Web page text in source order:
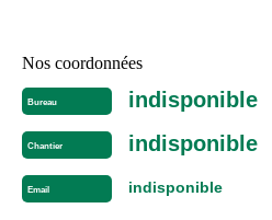
Nos coordonnées
Bureau indisponible
Chantier indisponible
Email indisponible